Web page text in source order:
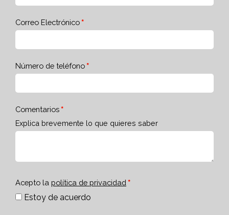
Correo Electrónico
Número de teléfono
Comentarios
Explica brevemente lo que quieres saber
Acepto la política de privacidad
Estoy de acuerdo